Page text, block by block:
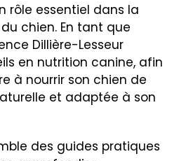
rôle essentiel dans la
chien. En tant que
Dillière-Lesseur
en nutrition canine, afin
à nourrir son chien de
et adaptée à son
des guides pratiques